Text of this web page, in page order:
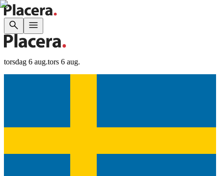
torsdag 6 aug.tors 6 aug.